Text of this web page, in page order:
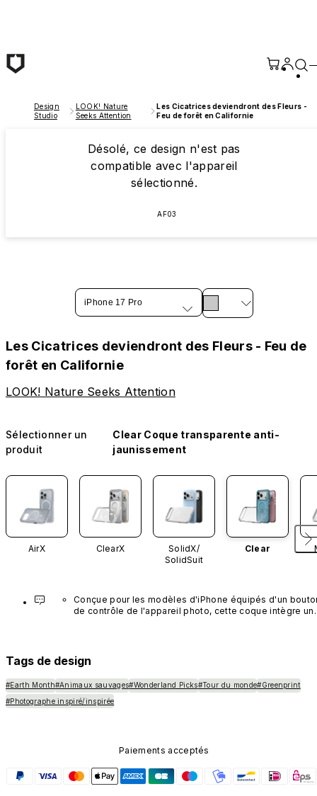
Design
Studio
LOOK! Nature
Seeks Attention
Les Cicatrices deviendront des Fleurs -
Feu de forêt en Californie
Désolé, ce design n'est pas
compatible avec l'appareil
sélectionné.
AF03
iPhone 17 Pro
Les Cicatrices deviendront des Fleurs - Feu de
forêt en Californie
LOOK! Nature Seeks Attention
Sélectionner un
produit
Clear Coque transparente anti-
jaunissement
AirX ClearX
SolidX/
SolidSuit
Clear
Conçue pour les modèles d'iPhone équipés d'un
de contrôle de l'appareil photo, cette coque intègre un
Tags de design
#Earth Month#Animaux sauvages#Wonderland Picks#Tour du monde#Greenprint
#Photographe inspiré/inspirée
Paiements acceptés